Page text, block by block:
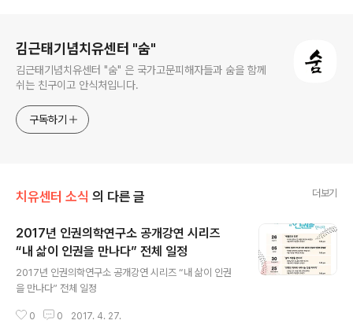
김근태기념치유센터 "숨"
김근태기념치유센터 "숨" 은 국가고문피해자들과 숨을 함께
쉬는 친구이고 안식처입니다.
구독하기
치유센터 소식 의 다른 글 더보기
2017년 인권의학연구소 공개강연 시리즈
“내 삶이 인권을 만나다” 전체 일정
2017년 인권의학연구소 공개강연 시리즈 “내 삶이 인권
을 만나다” 전체 일정
0 0 2017. 4. 27.